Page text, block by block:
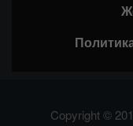
Copyright ©